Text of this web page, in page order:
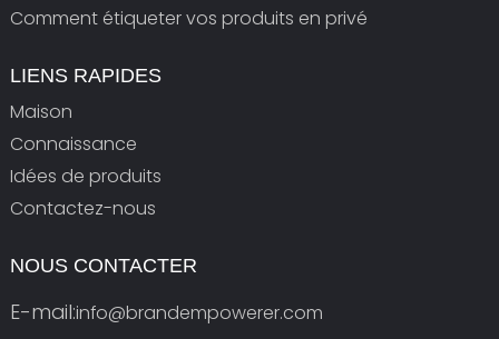
Comment étiqueter vos produits en privé
LIENS RAPIDES
Maison
Connaissance
Idées de produits
Contactez-nous
NOUS CONTACTER
E-mail:info@brandempowerer.com